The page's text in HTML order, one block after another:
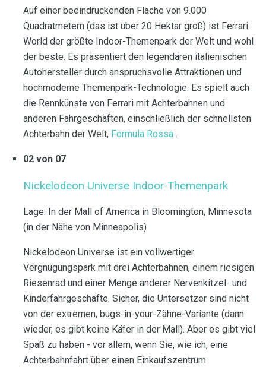
Auf einer beeindruckenden Fläche von 9.000
Quadratmetern (das ist über 20 Hektar groß) ist Ferrari
World der größte Indoor-Themenpark der Welt und wohl
der beste. Es präsentiert den legendären italienischen
Autohersteller durch anspruchsvolle Attraktionen und
hochmoderne Themenpark-Technologie. Es spielt auch
die Rennkünste von Ferrari mit Achterbahnen und
anderen Fahrgeschäften, einschließlich der schnellsten
Achterbahn der Welt, Formula Rossa .
02 von 07
Nickelodeon Universe Indoor-Themenpark
Lage: In der Mall of America in Bloomington, Minnesota
(in der Nähe von Minneapolis)
Nickelodeon Universe ist ein vollwertiger
Vergnügungspark mit drei Achterbahnen, einem riesigen
Riesenrad und einer Menge anderer Nervenkitzel- und
Kinderfahrgeschäfte. Sicher, die Untersetzer sind nicht
von der extremen, bugs-in-your-Zähne-Variante (dann
wieder, es gibt keine Käfer in der Mall). Aber es gibt viel
Spaß zu haben - vor allem, wenn Sie, wie ich, eine
Achterbahnfahrt über einen Einkaufszentrum